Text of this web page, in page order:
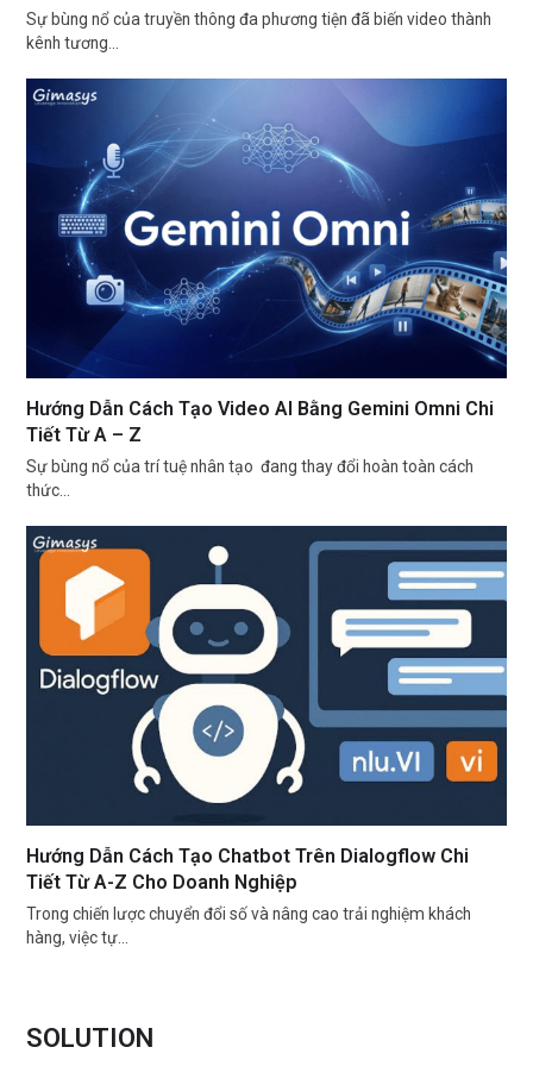
Sự bùng nổ của truyền thông đa phương tiện đã biến video thành
kênh tương…
Hướng Dẫn Cách Tạo Video AI Bằng Gemini Omni Chi
Tiết Từ A – Z
Sự bùng nổ của trí tuệ nhân tạo đang thay đổi hoàn toàn cách
thức…
Hướng Dẫn Cách Tạo Chatbot Trên Dialogflow Chi
Tiết Từ A-Z Cho Doanh Nghiệp
Trong chiến lược chuyển đổi số và nâng cao trải nghiệm khách
hàng, việc tự…
SOLUTION